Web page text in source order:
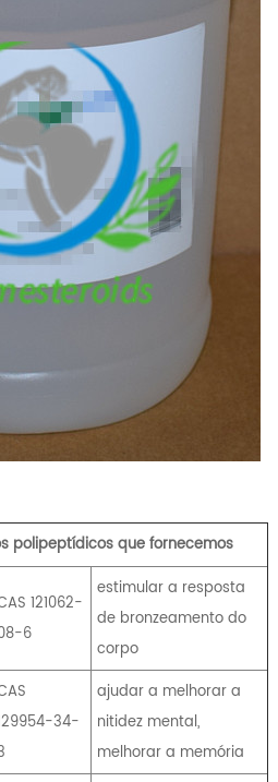
polipeptídicos que fornecemos
121062-
6
estimular a resposta
de bronzeamento do
corpo
34-
ajudar a melhorar a
nitidez mental,
melhorar a memória